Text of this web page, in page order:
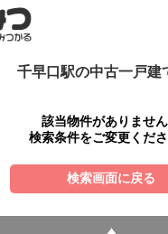
千早口駅の中古一戸建
該当物件がありません
検索条件をご変更くださ
検索画面に戻る